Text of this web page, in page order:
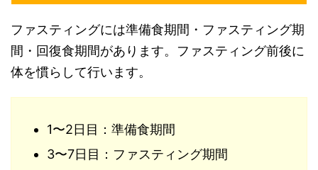
ファスティングには準備食期間・ファスティング期
間・回復食期間があります。ファスティング前後に
体を慣らして行います。
1〜2日目：準備食期間
3〜7日目：ファスティング期間